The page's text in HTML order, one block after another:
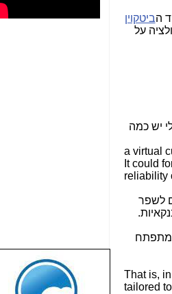
הביטקוין
על
יש כמה
It could
reliability
לשפר
That is,
tailored
שבוע טוב לכל
הגולשים באשר